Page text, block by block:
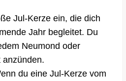
Jul-Kerze ein, die dich
Jahr begleitet. Du
Neumond oder
anzünden.
du eine Jul-Kerze vom